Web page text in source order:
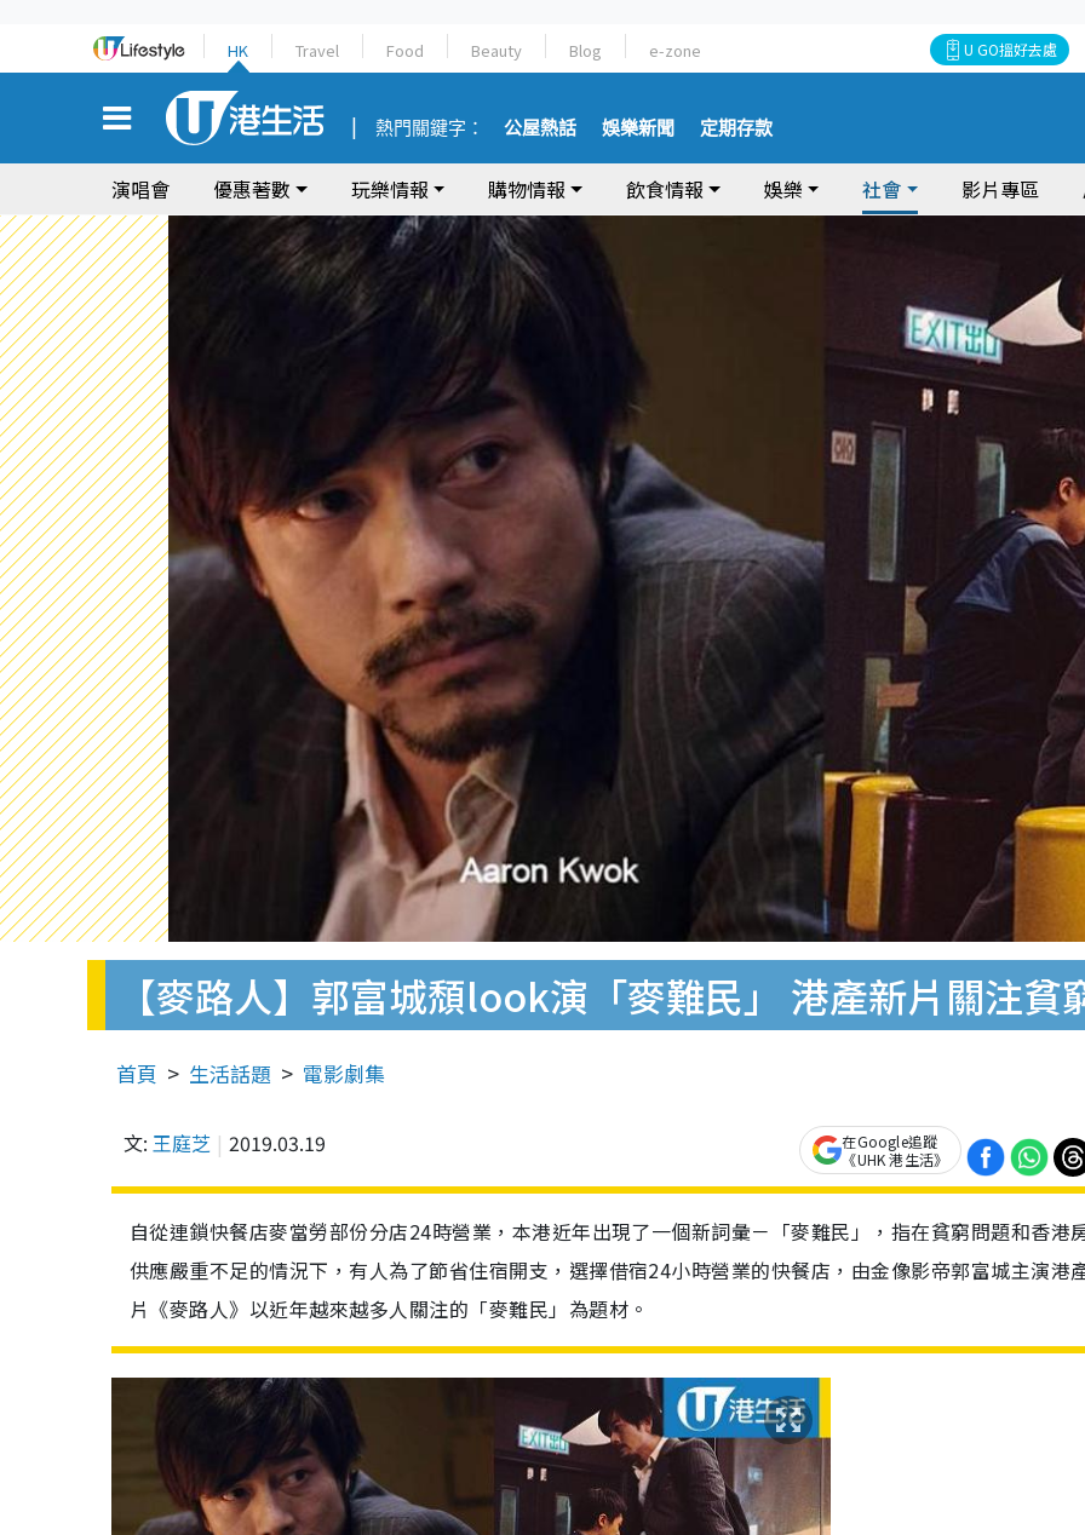
HK Travel Food Beauty Blog e-zone U GO搵好去處
熱門關鍵字： 公屋熱話 娛樂新聞 定期存款
演唱會 優惠著數 玩樂情報 購物情報 飲食情報 娛樂 社會 影片專區
【麥路人】郭富城頹look演「麥難民」 港產新片關注貧
首頁 生活話題 電影劇集
文: 王庭芝 2019.03.19
在Google追蹤
《UHK 港生活》
自從連鎖快餐店麥當勞部份分店24時營業，本港近年出現了一個新詞彙－「麥難民」，指在貧窮問題和香港
供應嚴重不足的情況下，有人為了節省住宿開支，選擇借宿24小時營業的快餐店，由金像影帝郭富城主演港
片《麥路人》以近年越來越多人關注的「麥難民」為題材。